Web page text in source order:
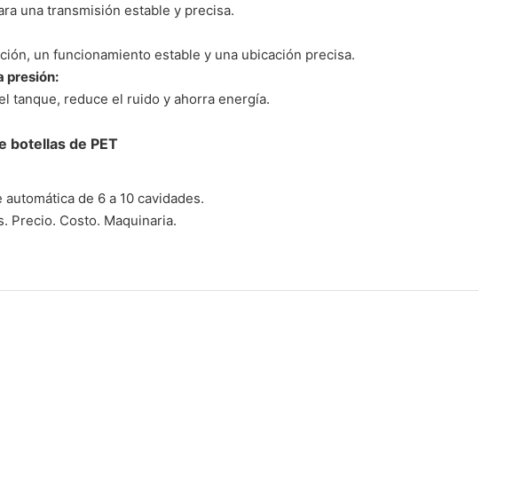
una transmisión estable y precisa.
un funcionamiento estable y una ubicación precisa.
presión:
tanque, reduce el ruido y ahorra energía.
botellas de PET